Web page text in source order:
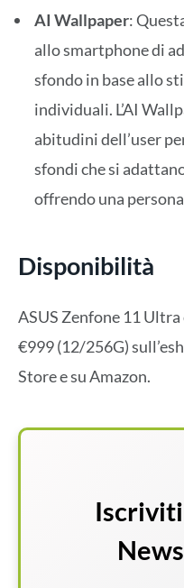
AI Wallpaper:
allo smartphone di
sfondo in base allo
individuali. L’AI
abitudini dell’user
sfondi che si
offrendo una
Disponibilità
ASUS Zenfone 11
€999 (12/256G)
Store e su Amazon.